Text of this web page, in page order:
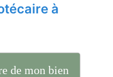
à
de mon bien